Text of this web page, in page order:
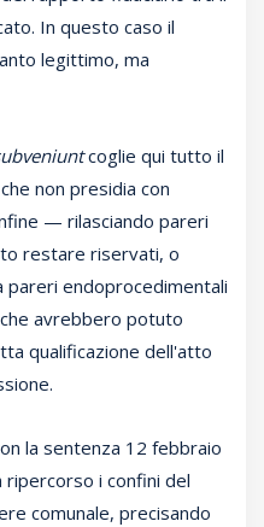
In questo caso il
legittimo, ma
coglie qui tutto il
non presidia con
— rilasciando pareri
restare riservati, o
pareri endoprocedimentali
avrebbero potuto
qualificazione dell'atto
la sentenza 12 febbraio
ripercorso i confini del
comunale, precisando